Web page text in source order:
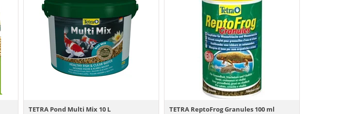
TETRA Pond Multi Mix 10 L TETRA ReptoFrog Granules 100 ml